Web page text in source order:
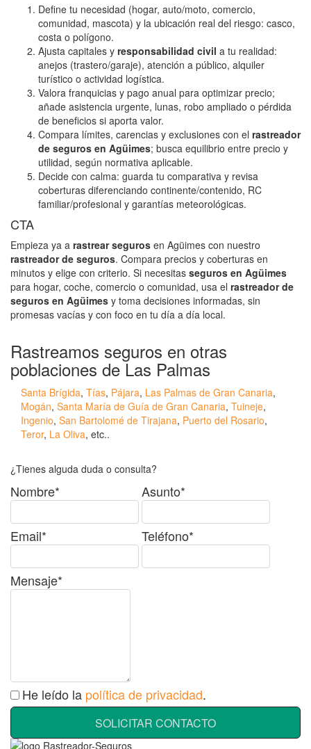
Define tu necesidad (hogar, auto/moto, comercio,
comunidad, mascota) y la ubicación real del riesgo: casco,
costa o polígono.
Ajusta capitales y responsabilidad civil a tu realidad:
anejos (trastero/garaje), atención a público, alquiler
turístico o actividad logística.
Valora franquicias y pago anual para optimizar precio;
añade asistencia urgente, lunas, robo ampliado o pérdida
de beneficios si aporta valor.
Compara límites, carencias y exclusiones con el rastreador
de seguros en Agüimes; busca equilibrio entre precio y
utilidad, según normativa aplicable.
Decide con calma: guarda tu comparativa y revisa
coberturas diferenciando continente/contenido, RC
familiar/profesional y garantías meteorológicas.
CTA
Empieza ya a rastrear seguros en Agüimes con nuestro
rastreador de seguros. Compara precios y coberturas en
minutos y elige con criterio. Si necesitas seguros en Agüimes
para hogar, coche, comercio o comunidad, usa el rastreador de
seguros en Agüimes y toma decisiones informadas, sin
promesas vacías y con foco en tu día a día local.
Rastreamos seguros en otras
poblaciones de Las Palmas
Santa Brígida, Tías, Pájara, Las Palmas de Gran Canaria,
Mogán, Santa María de Guía de Gran Canaria, Tuineje,
Ingenio, San Bartolomé de Tirajana, Puerto del Rosario,
Teror, La Oliva, etc..
¿Tienes alguda duda o consulta?
Nombre* Asunto*
Email* Teléfono*
Mensaje*
He leído la política de privacidad.
SOLICITAR CONTACTO